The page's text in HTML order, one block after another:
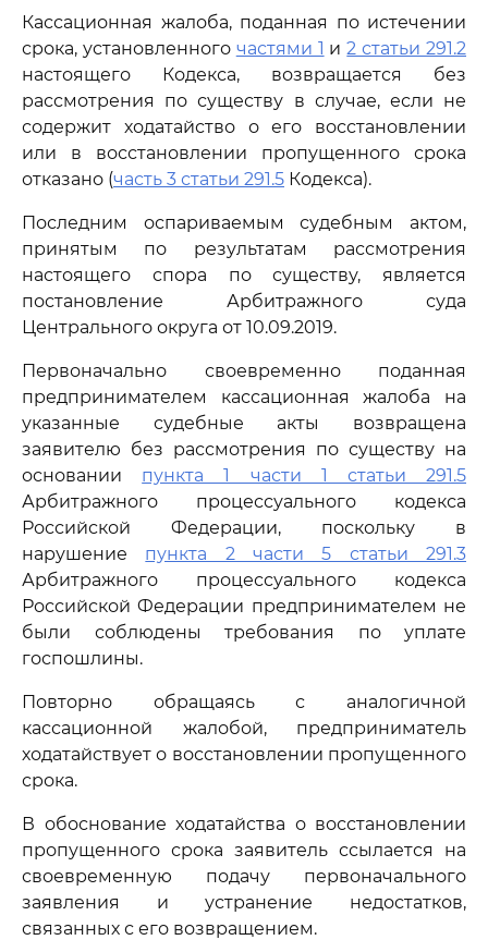
Кассационная жалоба, поданная по истечении
срока, установленного частями 1 и2 статьи 291.2
настоящего Кодекса, возвращается без
рассмотрения по существу в случае, если не
содержит ходатайство о его восстановлении
или в восстановлении пропущенного срока
отказано (часть 3 статьи 291.5 Кодекса).
Последним оспариваемым судебным актом,
принятым по результатам рассмотрения
настоящего спора по существу, является
постановление Арбитражного суда
Центрального округа от 10.09.2019.
Первоначально своевременно поданная
предпринимателем кассационная жалоба на
указанные судебные акты возвращена
заявителю без рассмотрения по существу на
основании пункта 1 части 1 статьи 291.5
Арбитражного процессуального кодекса
Российской Федерации, поскольку в
нарушение пункта 2 части 5 статьи 291.3
Арбитражного процессуального кодекса
Российской Федерации предпринимателем не
были соблюдены требования по уплате
госпошлины.
Повторно обращаясь с аналогичной
кассационной жалобой, предприниматель
ходатайствует о восстановлении пропущенного
срока.
В обоснование ходатайства о восстановлении
пропущенного срока заявитель ссылается на
своевременную подачу первоначального
заявления и устранение недостатков,
связанных с его возвращением.